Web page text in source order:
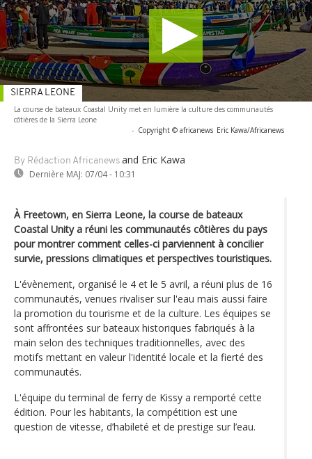
La course de bateaux Coastal Unity met en lumière la culture des communautés
côtières de la Sierra Leone
- Copyright © africanews Eric Kawa/Africanews
By Rédaction Africanews and Eric Kawa
Dernière MAJ: 07/04 - 10:31
SIERRA LEONE
À Freetown, en Sierra Leone, la course de bateaux
Coastal Unity a réuni les communautés côtières du pays
pour montrer comment celles-ci parviennent à concilier
survie, pressions climatiques et perspectives touristiques.
L'évènement, organisé le 4 et le 5 avril, a réuni plus de 16
communautés, venues rivaliser sur l'eau mais aussi faire
la promotion du tourisme et de la culture. Les équipes se
sont affrontées sur bateaux historiques fabriqués à la
main selon des techniques traditionnelles, avec des
motifs mettant en valeur l'identité locale et la fierté des
communautés.
L'équipe du terminal de ferry de Kissy a remporté cette
édition. Pour les habitants, la compétition est une
question de vitesse, d’habileté et de prestige sur l’eau.